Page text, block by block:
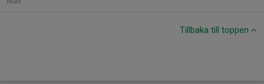
Tillbaka till toppen